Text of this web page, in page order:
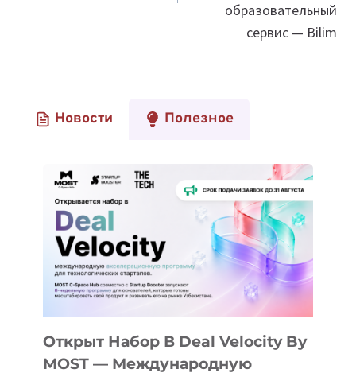
образовательный
сервис — Bilim
Новости Полезное
Открыт Набор В Deal Velocity By
MOST — Международную